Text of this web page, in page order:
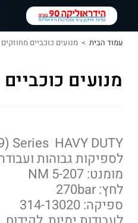
עמוד הבית > מנועים כוכביים מחוזקים
מנועים
Series HAVY DUTY
לספיקות גבוהות
מומנט: 5-207 NM
לחץ: 270bar
ספיקה: 314-13020